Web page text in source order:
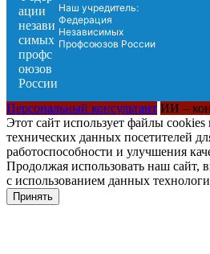
Наш учредитель:
Федерация
Независимых
Профсоюзов России
Персональный консультант ИИ –
Этот сайт использует файлы cookies
технических данных посетителей
работоспособности и улучшения
Продолжая использовать наш сайт,
с использованием данных
Принять